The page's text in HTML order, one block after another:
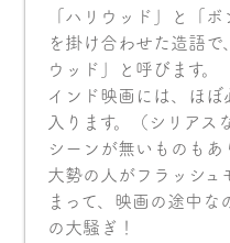
「ハリウッド」と「
を掛け合わせた造語で
ウッド」と呼びます。
インド映画には、ほぼ
入ります。（シリアス
シーンが無いものもあ
大勢の人がフラッシュ
まって、映画の途中な
の大騒ぎ！